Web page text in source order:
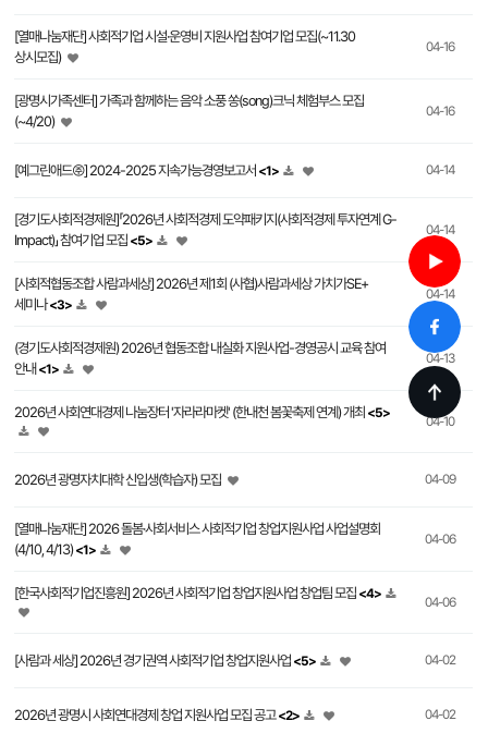
[열매나눔재단] 사회적기업 시설·운영비 지원사업 참여기업 모집(~11.30
상시모집)
04-16
[광명시가족센터] 가족과 함께하는 음악 소풍 쏭(song)크닉 체험부스 모집
(~4/20)
04-16
[예그린애드㈜] 2024-2025 지속가능경영보고서 <1> 04-14
[경기도사회적경제원]「2026년 사회적경제 도약패키지(사회적경제 투자연계 G-
Impact)」 참여기업 모집 <5>
04-14
[사회적협동조합 사람과세상] 2026년 제1회 (사협)사람과세상 가치가SE+
세미나<3>
04-14
(경기도사회적경제원) 2026년 협동조합 내실화 지원사업-경영공시 교육 참여
안내<1>
04-13
2026년 사회연대경제 나눔장터 '자라라마켓' (한내천 봄꽃축제 연계) 개최 <5>
04-10
2026년 광명자치대학 신입생(학습자) 모집 04-09
[열매나눔재단] 2026 돌봄·사회서비스 사회적기업 창업지원사업 사업설명회
(4/10, 4/13)<1>
04-06
[한국사회적기업진흥원] 2026년 사회적기업 창업지원사업 창업팀 모집 <4>
04-06
[사람과 세상] 2026년 경기권역 사회적기업 창업지원사업 <5> 04-02
2026년 광명시 사회연대경제 창업 지원사업 모집 공고<2> 04-02